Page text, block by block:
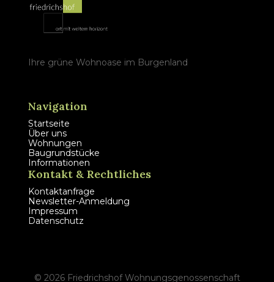
Ihre grüne Wohnoase im Burgenland
Navigation
Startseite
Über uns
Wohnungen
Baugrundstücke
Informationen
Kontakt & Rechtliches
Kontaktanfrage
Newsletter-Anmeldung
Impressum
Datenschutz
© 2026Friedrichshof Wohnungsgenossenschaft